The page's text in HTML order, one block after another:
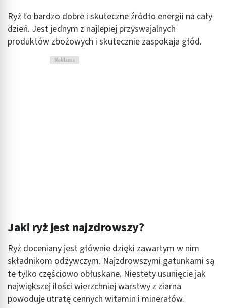
Ryż to bardzo dobre i skuteczne źródło energii na cały
dzień. Jest jednym z najlepiej przyswajalnych
produktów zbożowych i skutecznie zaspokaja głód.
Reklama
Jaki ryż jest najzdrowszy?
Ryż doceniany jest głównie dzięki zawartym w nim
składnikom odżywczym. Najzdrowszymi gatunkami są
te tylko częściowo obłuskane. Niestety usunięcie jak
największej ilości wierzchniej warstwy z ziarna
powoduje utratę cennych witamin i minerałów.
Identyfikowanie urządzeń na podstawie
aktywnie żądanych informacji
Cele przetwarzania inne niż IAB: